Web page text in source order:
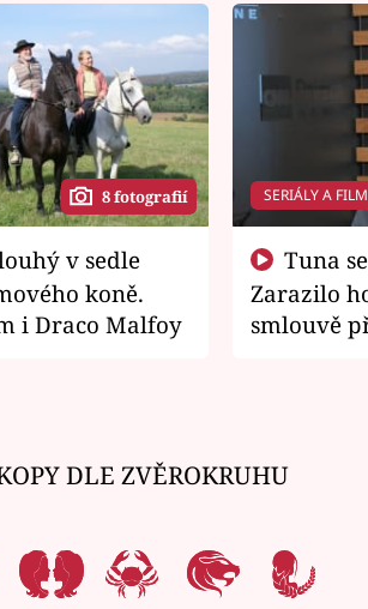
8 fotografií
koně.
i Draco Malfoy
SERIÁLY A
Zarazilo
smlouvě
DLE ZVĚROKRUHU